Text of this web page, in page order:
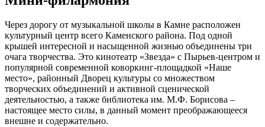
Через дорогу от музыкальной школы в Камне расположен
культурный центр всего Каменского района. Под одной
крышей интересной и насыщенной жизнью объединены три
очага творчества. Это кинотеатр «Звезда» с Пырьев-центром и
популярной современной коворкинг-площадкой «Наше
место», районный Дворец культуры со множеством
творческих объединений и активной сценической
деятельностью, а также библиотека им. М.Ф. Борисова –
настоящее место силы, в данный момент преображающееся
внешне и содержательно.